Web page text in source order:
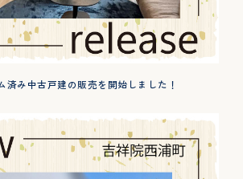
済み中古戸建の販売を開始しました！